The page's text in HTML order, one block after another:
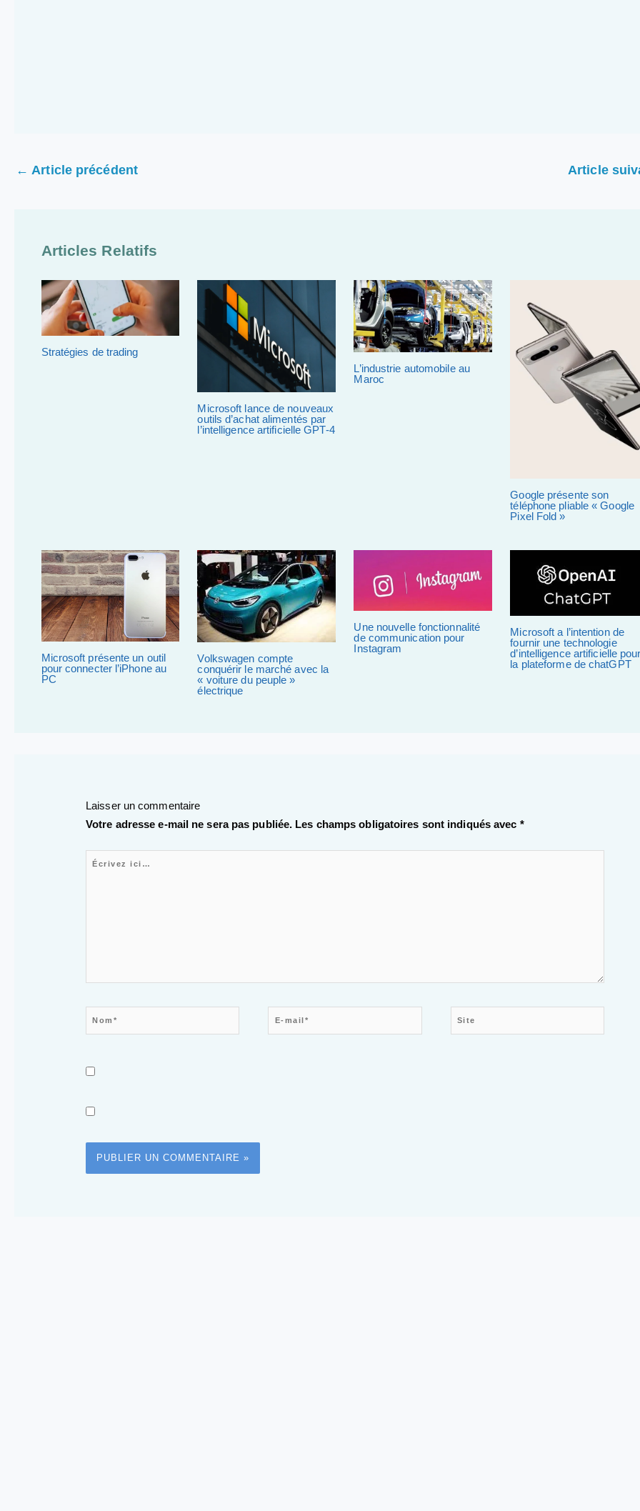
← Article précédent Article
Articles Relatifs
Stratégies de trading
Microsoft lance de nouveaux
outils d’achat alimentés par
l’intelligence artificielle GPT-4
L’industrie automobile au
Maroc
Google présente son
téléphone pliable « Google
Pixel Fold »
Microsoft présente un outil
pour connecter l’iPhone au
PC
Volkswagen compte
conquérir le marché avec la
« voiture du peuple »
électrique
Une nouvelle fonctionnalité
de communication pour
Instagram
Microsoft a l’intention de
fournir une technologie
d’intelligence artificielle
la plateforme de chatGPT
Laisser un commentaire
Votre adresse e-mail ne sera pas publiée. Les champs obligatoires sont indiqués avec *